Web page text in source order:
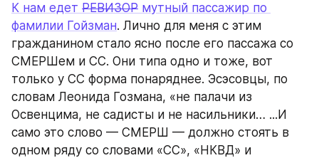
К нам едет РЕВИЗОР мутный пассажир по
фамилии Гойзман. Лично для меня с этим
гражданином стало ясно после его пассажа со
СМЕРШем и СС. Они типа одно и тоже, вот
только у СС форма понаряднее. Эсэсовцы, по
словам Леонида Гозмана, «не палачи из
Освенцима, не садисты и не насильники… ...И
само это слово — СМЕРШ — должно стоять в
одном ряду со словами «СС», «НКВД» и